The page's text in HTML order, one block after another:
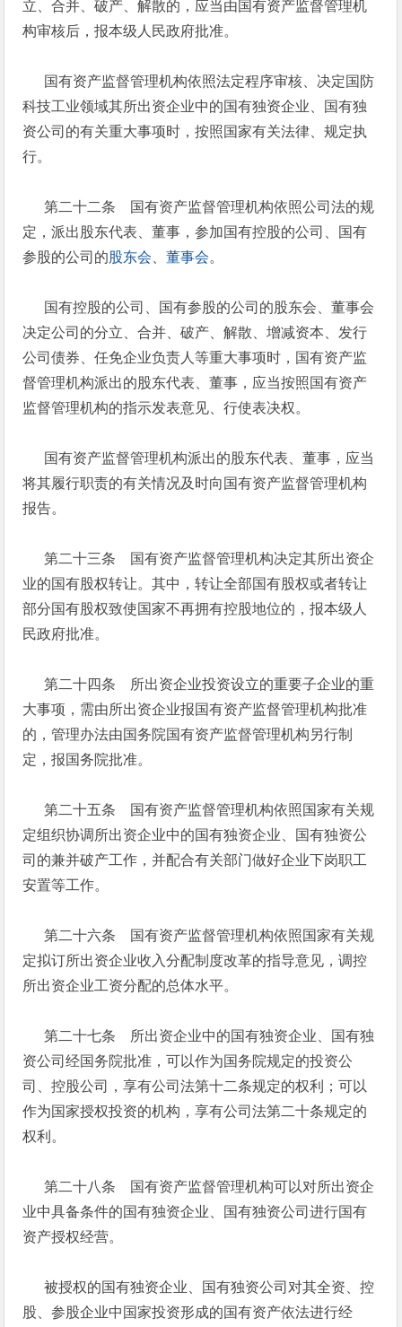
立、合并、破产、解散的，应当由国有资产监督管理机
构审核后，报本级人民政府批准。
国有资产监督管理机构依照法定程序审核、决定国防
科技工业领域其所出资企业中的国有独资企业、国有独
资公司的有关重大事项时，按照国家有关法律、规定执
行。
第二十二条 国有资产监督管理机构依照公司法的规
定，派出股东代表、董事，参加国有控股的公司、国有
参股的公司的股东会 、董事会。
国有控股的公司、国有参股的公司的股东会、董事会
决定公司的分立、合并、破产、解散、增减资本、发行
公司债券、任免企业负责人等重大事项时，国有资产监
督管理机构派出的股东代表、董事，应当按照国有资产
监督管理机构的指示发表意见、行使表决权。
国有资产监督管理机构派出的股东代表、董事，应当
将其履行职责的有关情况及时向国有资产监督管理机构
报告。
第二十三条 国有资产监督管理机构决定其所出资企
业的国有股权转让。其中，转让全部国有股权或者转让
部分国有股权致使国家不再拥有控股地位的，报本级人
民政府批准。
第二十四条 所出资企业投资设立的重要子企业的重
大事项，需由所出资企业报国有资产监督管理机构批准
的，管理办法由国务院国有资产监督管理机构另行制
定，报国务院批准。
第二十五条 国有资产监督管理机构依照国家有关规
定组织协调所出资企业中的国有独资企业、国有独资公
司的兼并破产工作，并配合有关部门做好企业下岗职工
安置等工作。
第二十六条 国有资产监督管理机构依照国家有关规
定拟订所出资企业收入分配制度改革的指导意见，调控
所出资企业工资分配的总体水平。
第二十七条 所出资企业中的国有独资企业、国有独
资公司经国务院批准，可以作为国务院规定的投资公
司、控股公司，享有公司法第十二条规定的权利；可以
作为国家授权投资的机构，享有公司法第二十条规定的
权利。
第二十八条 国有资产监督管理机构可以对所出资企
业中具备条件的国有独资企业、国有独资公司进行国有
资产授权经营。
被授权的国有独资企业、国有独资公司对其全资、控
股、参股企业中国家投资形成的国有资产依法进行经